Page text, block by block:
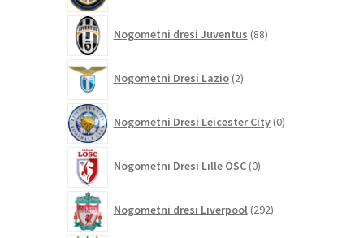
Nogometni dresi Juventus 88izdelkov
Nogometni Dresi Lazio 2izdelka
Nogometni Dresi Leicester City 0izdelkov
Nogometni Dresi Lille OSC 0izdelkov
Nogometni dresi Liverpool 292izdelkov